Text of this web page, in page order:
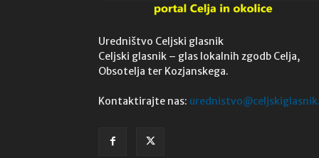
Uredništvo Celjski glasnik
Celjski glasnik – glas lokalnih zgodb Celja,
Obsotelja ter Kozjanskega.
Kontaktirajte nas: